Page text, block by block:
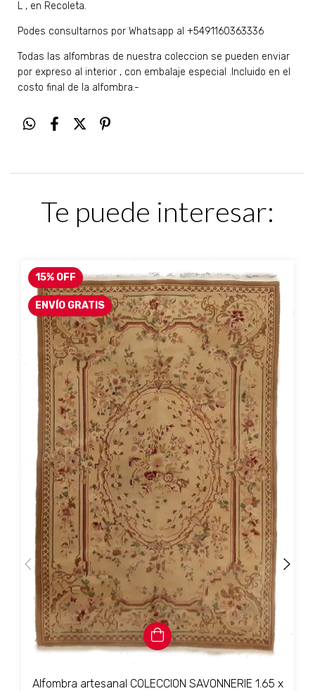
L , en Recoleta.
Podes consultarnos por Whatsapp al +5491160363336
Todas las alfombras de nuestra coleccion se pueden enviar
por expreso al interior , con embalaje especial .Incluido en el
costo final de la alfombra.-
Te puede interesar:
15% OFF
ENVÍO GRATIS
Alfombra artesanal COLECCION SAVONNERIE 1.65 x